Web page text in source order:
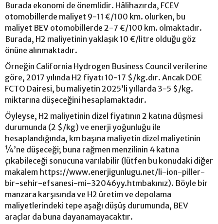
Burada ekonomi de önemlidir. Hâlihazırda, FCEV
otomobillerde maliyet 9-11 €/100 km. olurken, bu
maliyet BEV otomobillerde 2-7 €/100 km. olmaktadır.
Burada, H2 maliyetinin yaklaşık 10 €/litre olduğu göz
önüne alınmaktadır.
Örneğin California Hydrogen Business Council verilerine
göre, 2017 yılında H2 fiyatı 10-17 $/kg.dır. Ancak DOE
FCTO Dairesi, bu maliyetin 2025’li yıllarda 3-5 $/kg.
miktarına düşeceğini hesaplamaktadır.
Öyleyse, H2 maliyetinin dizel fiyatının 2 katına düşmesi
durumunda (2 $/kg) ve enerji yoğunluğu ile
hesaplandığında, km başına maliyetin dizel maliyetinin
¼’ne düşeceği; buna rağmen menzilinin 4 katına
çıkabileceği sonucuna varılabilir (lütfen bu konudaki diğer
makalem https://www.enerjigunlugu.net/li-ion-piller-
bir-sehir-efsanesi-mi-32046yy.htmbakınız). Böyle bir
manzara karşısında ve H2 üretim ve depolama
maliyetlerindeki tepe aşağı düşüş durumunda, BEV
araçlar da buna dayanamayacaktır.